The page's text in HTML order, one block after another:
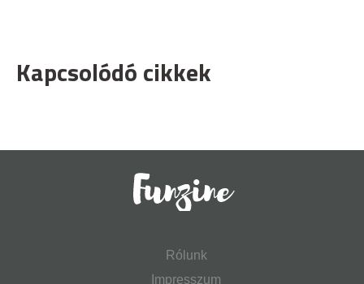
Kapcsolódó cikkek
Rólunk
Impresszum